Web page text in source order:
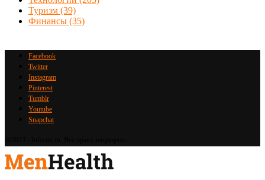
Туризм (39)
Финансы (35)
Facebook
Twitter
Instagram
Pinterest
Tumblr
Youtube
Snapchat